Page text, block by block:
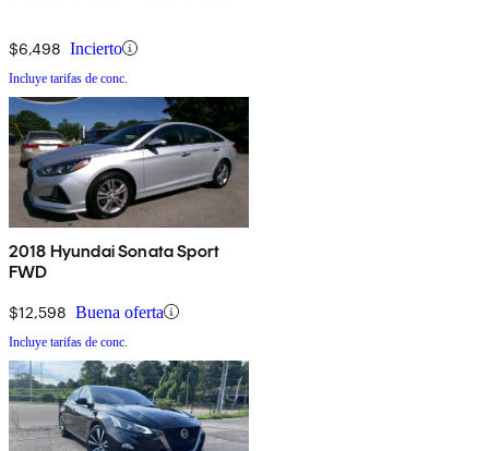
$6,498 Incierto
Incluye tarifas de conc.
2018 Hyundai Sonata Sport
FWD
$12,598 Buena oferta
Incluye tarifas de conc.